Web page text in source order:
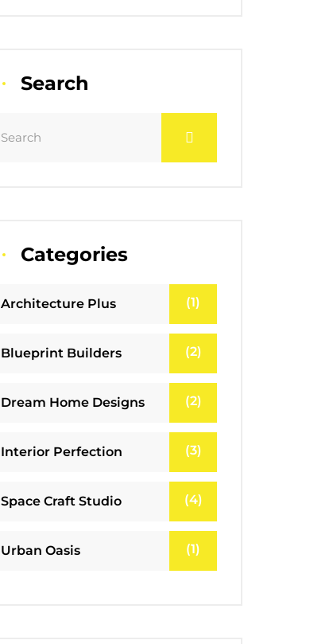
Search
Categories
Architecture Plus (1)
Blueprint Builders (2)
Dream Home Designs (2)
Interior Perfection (3)
Space Craft Studio (4)
Urban Oasis (1)